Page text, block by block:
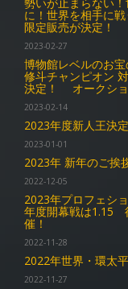
勢いが止まらない
に！世界を相手に
限定販売が決定！
2023-02-27
博物館レベルのお
修斗チャンピオン
決定！ オークショ
2023-02-14
2023年度新人王決
2023-01-01
2023年 新年のご挨
2022-12-05
2023年プロフェシ
年度開幕戦は1.15
催！
2022-11-28
2022年世界・環太
2022-11-27